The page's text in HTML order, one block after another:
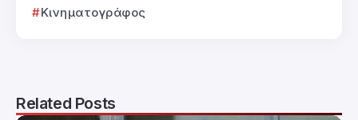
Κινηματογράφος
Related Posts